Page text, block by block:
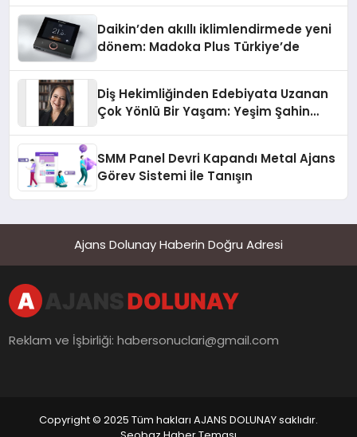
Daikin’den akıllı iklimlendirmede yeni
dönem: Madoka Plus Türkiye’de
Diş Hekimliğinden Edebiyata Uzanan
Çok Yönlü Bir Yaşam: Yeşim Şahin
SMM Panel Devri Kapandı Metal Ajans
Görev Sistemi İle Tanışın
Ajans Dolunay Haberin Doğru Adresi
Reklam ve İşbirliği:habersonuclari@gmail.com
Copyright © 2025 Tüm hakları AJANS DOLUNAY saklıdır.